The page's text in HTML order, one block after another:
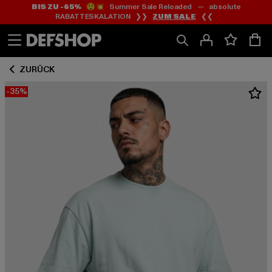
Zum
Inhalt
springen
Zum
Fußzeile
springen
BIS ZU -65%😲💥 Summer Sale Reloaded — absolute
RABATTESKALATION ❯❯ ZUM SALE ❮❮
ZURÜCK
-35%